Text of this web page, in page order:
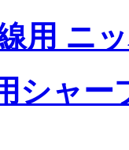
用 ニ
シャー